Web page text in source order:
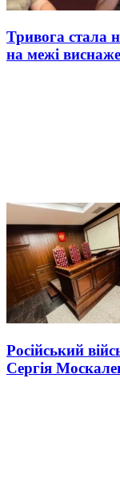
Тривога стала
на межі
Російський
Сергія